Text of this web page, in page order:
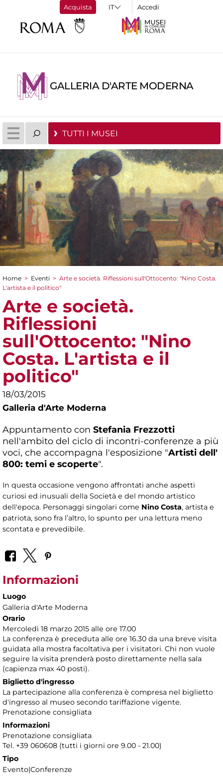
Acquista Accedi
GALLERIA D'ARTE MODERNA
TUTTI I MUSEI
Tu sei qui
Home > Eventi > Arte e società. Riflessioni sull'Ottocento: "Nino Costa.
L'artista e il politico"
Arte e società.
Riflessioni
sull'Ottocento: "Nino
Costa. L'artista e il
politico"
18/03/2015
Galleria d'Arte Moderna
Appuntamento con Stefania Frezzotti
nell'ambito del ciclo di incontri-conferenze a più
voci, che accompagna l'esposizione "Artisti dell'
800: temi e scoperte".
In questa occasione vengono affrontati anche aspetti
curiosi ed inusuali della Società e del mondo artistico
dell'epoca. Personaggi singolari come Nino Costa, artista e
patriota, sono fra l’altro, lo spunto per una lettura meno
scontata e prevedibile.
Informazioni
Luogo
Galleria d'Arte Moderna
Orario
Mercoledì 18 marzo 2015 alle ore 17.00
La conferenza è preceduta alle ore 16.30 da una breve visita
guidata alla mostra facoltativa per i visitatori. Chi non vuole
seguire la visita prenderà posto direttamente nella sala
(capienza max 40 posti).
Biglietto d'ingresso
La partecipazione alla conferenza è compresa nel biglietto
d'ingresso al museo secondo tariffazione vigente.
Prenotazione consigliata
Informazioni
Prenotazione consigliata
Tel. +39 060608 (tutti i giorni ore 9.00 - 21.00)
Tipo
Evento|Conferenze